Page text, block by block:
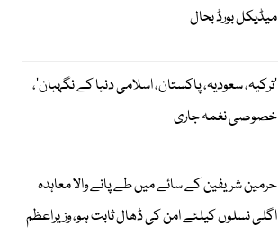
میڈیکل بورڈ بحال
‘ترکیہ، سعودیہ، پاکستان، اسلامی دنیا کے نگہبان’،
خصوصی نغمہ جاری
حرمین شریفین کے سائے میں طے پانے والا معاہدہ
اگلی نسلوں کیلئے امن کی ڈھال ثابت ہو، وزیراعظم